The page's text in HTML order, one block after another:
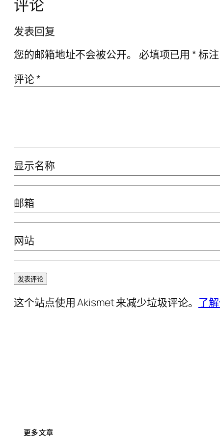
评论
发表回复
您的邮箱地址不会被公开。
必填项已用*标注
评论*
显示名称
邮箱
网站
这个站点使用 Akismet 来减少垃圾评论。 了
更多文章